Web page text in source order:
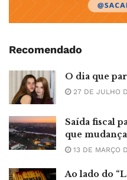
Recomendado
O dia que
27 DE JULHO
Saída fiscal
que
13 DE MARÇO
Ao lado do